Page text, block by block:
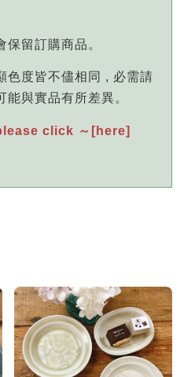
留訂購商品。
色度皆不儘相同 , 必需請
與實品有所差異。
click ～[here]